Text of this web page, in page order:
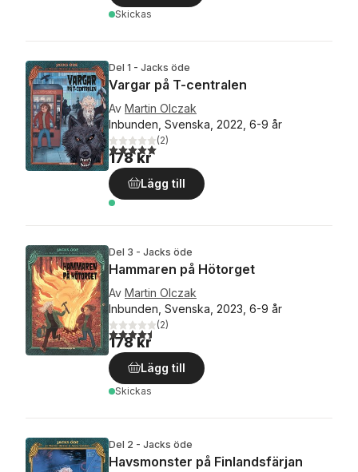
Skickas
Del 1 - Jacks öde
Vargar på T-centralen
Av Martin Olczak
Inbunden, Svenska, 2022, 6-9 år
5,0utav 5 stjärnor. Totalt antal röster:
(2)
178 kr
Lägg till
Del 3 - Jacks öde
Hammaren på Hötorget
Av Martin Olczak
Inbunden, Svenska, 2023, 6-9 år
4,5utav 5 stjärnor. Totalt antal röster:
(2)
178 kr
Lägg till
Skickas
Del 2 - Jacks öde
Havsmonster på Finlandsfärjan